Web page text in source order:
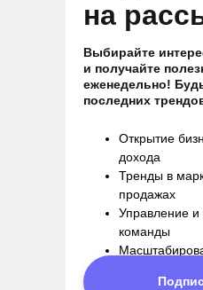
на
Открытие
дохода
Тренды в
продажах
Управление и
команды
Выбирайте
и получайте
еженедельно!
последних